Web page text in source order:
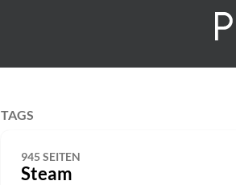
TAGS
945 SEITEN
Steam